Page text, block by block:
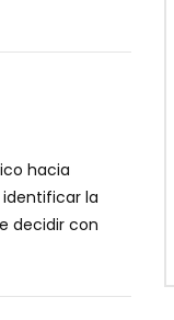
hacia
la
decidir con